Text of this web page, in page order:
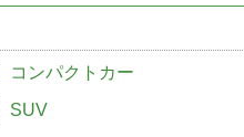
コンパクトカー
SUV